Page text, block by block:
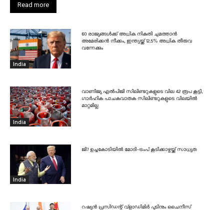
Read more
India
60 രാജ്യങ്ങൾക്ക് അധിക നികുതി ചുമത്താൻ
അമേരിക്കൻ നീക്കം, ഇന്ത്യയ്ക്ക് 12.5% അധിക തീരുവ
വന്നേക്കും
India
വാണിജ്യ എൽപിജി സിലിണ്ടറുകളുടെ വില 42 രൂപ കൂട്ടി,
ഗാർഹിക പാചകവാതക സിലിണ്ടറുകളുടെ വിലയിൽ
മാറ്റമില്ല
India
ജി7 ഉച്ചകോടിയിൽ മോദി-ട്രംപ് കൂടിക്കാഴ്ചയ്ക്ക് സാധ്യത
റഷ്യൻ പ്രസിഡന്റ് വ്‌ളാഡിമിർ പുടിനും ചൈനീസ്